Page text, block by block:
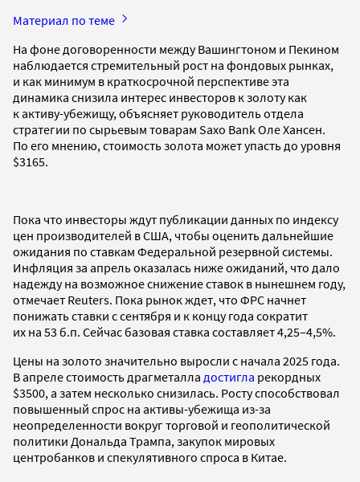
Материал по теме
На фоне договоренности между Вашингтоном и Пекином
наблюдается стремительный рост на фондовых рынках,
и как минимум в краткосрочной перспективе эта
динамика снизила интерес инвесторов к золоту как
к активу-убежищу, объясняет руководитель отдела
стратегии по сырьевым товарам Saxo Bank Оле Хансен.
По его мнению, стоимость золота может упасть до уровня
$3165.
Пока что инвесторы ждут публикации данных по индексу
цен производителей в США, чтобы оценить дальнейшие
ожидания по ставкам Федеральной резервной системы.
Инфляция за апрель оказалась ниже ожиданий, что дало
надежду на возможное снижение ставок в нынешнем году,
отмечает Reuters. Пока рынок ждет, что ФРС начнет
понижать ставки с сентября и к концу года сократит
их на 53 б.п. Сейчас базовая ставка составляет 4,25–4,5%.
Цены на золото значительно выросли с начала 2025 года.
В апреле стоимость драгметалла достигла рекордных
$3500, а затем несколько снизилась. Росту способствовал
повышенный спрос на активы-убежища из-за
неопределенности вокруг торговой и геополитической
политики Дональда Трампа, закупок мировых
центробанков и спекулятивного спроса в Китае.